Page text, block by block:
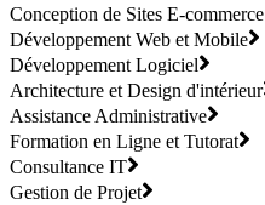
Conception de Sites E-commerce
Développement Web et Mobile
Développement Logiciel
Architecture et Design d'intérieur
Assistance Administrative
Formation en Ligne et Tutorat
Consultance IT
Gestion de Projet